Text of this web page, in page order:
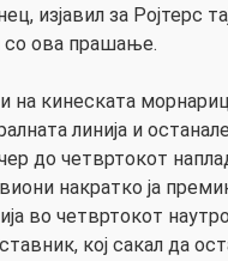
изјавил за Ројтерс
со ова прашање.
на кинеската
линија и
до четвртокот
накратко ја
во четвртокот
кој сакал да